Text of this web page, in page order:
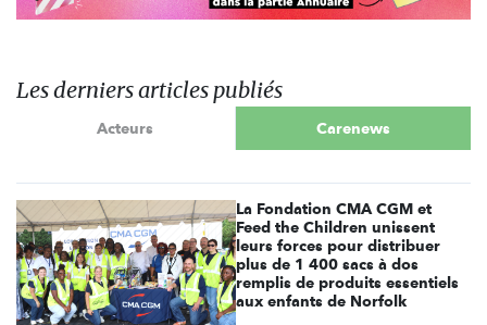
Les derniers articles publiés
Acteurs Carenews
La Fondation CMA CGM et
Feed the Children unissent
leurs forces pour distribuer
plus de 1 400 sacs à dos
remplis de produits essentiels
aux enfants de Norfolk